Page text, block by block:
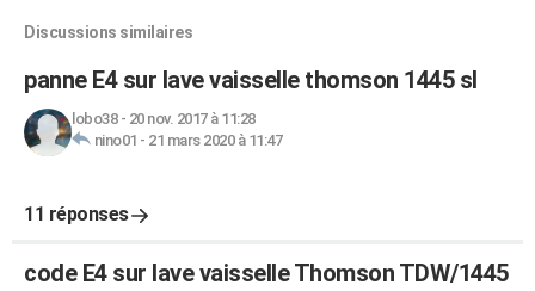
Discussions similaires
panne E4 sur lave vaisselle thomson 1445 sl
lobo38- 20 nov. 2017 à 11:28
nino01 - 21 mars 2020 à 11:47
11 réponses
code E4 sur lave vaisselle Thomson TDW/1445